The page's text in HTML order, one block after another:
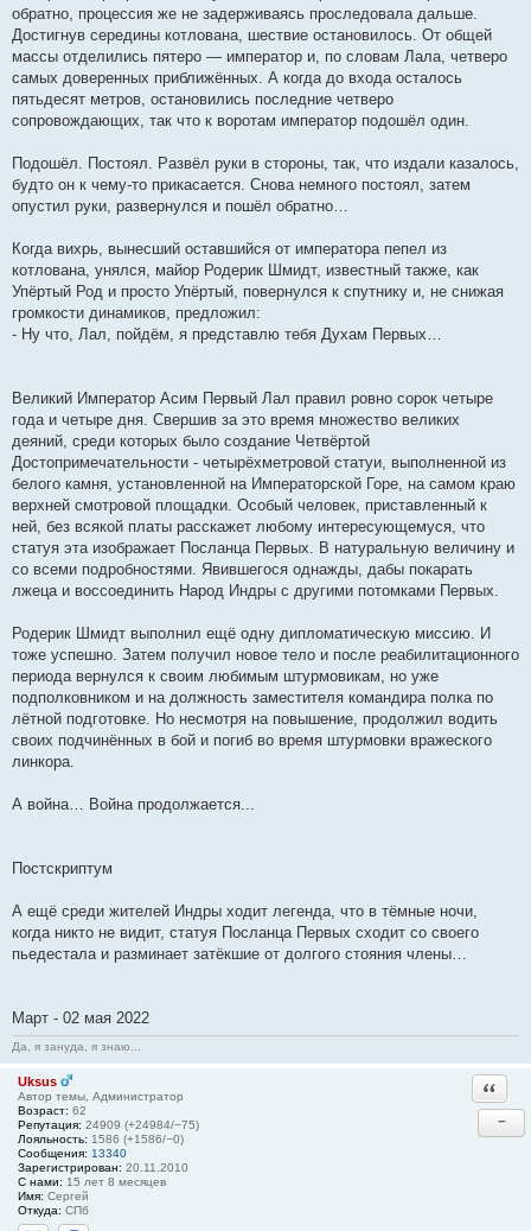
обратно, процессия же не задерживаясь проследовала дальше.
Достигнув середины котлована, шествие остановилось. От общей
массы отделились пятеро — император и, по словам Лала, четверо
самых доверенных приближённых. А когда до входа осталось
пятьдесят метров, остановились последние четверо
сопровождающих, так что к воротам император подошёл один.
Подошёл. Постоял. Развёл руки в стороны, так, что издали казалось,
будто он к чему-то прикасается. Снова немного постоял, затем
опустил руки, развернулся и пошёл обратно…
Когда вихрь, вынесший оставшийся от императора пепел из
котлована, унялся, майор Родерик Шмидт, известный также, как
Упёртый Род и просто Упёртый, повернулся к спутнику и, не снижая
громкости динамиков, предложил:
- Ну что, Лал, пойдём, я представлю тебя Духам Первых…
Великий Император Асим Первый Лал правил ровно сорок четыре
года и четыре дня. Свершив за это время множество великих
деяний, среди которых было создание Четвёртой
Достопримечательности - четырёхметровой статуи, выполненной из
белого камня, установленной на Императорской Горе, на самом краю
верхней смотровой площадки. Особый человек, приставленный к
ней, без всякой платы расскажет любому интересующемуся, что
статуя эта изображает Посланца Первых. В натуральную величину и
со всеми подробностями. Явившегося однажды, дабы покарать
лжеца и воссоединить Народ Индры с другими потомками Первых.
Родерик Шмидт выполнил ещё одну дипломатическую миссию. И
тоже успешно. Затем получил новое тело и после реабилитационного
периода вернулся к своим любимым штурмовикам, но уже
подполковником и на должность заместителя командира полка по
лётной подготовке. Но несмотря на повышение, продолжил водить
своих подчинённых в бой и погиб во время штурмовки вражеского
линкора.
А война… Война продолжается...
Постскриптум
А ещё среди жителей Индры ходит легенда, что в тёмные ночи,
когда никто не видит, статуя Посланца Первых сходит со своего
пьедестала и разминает затёкшие от долгого стояния члены…
Март - 02 мая 2022
Да, я зануда, я знаю...
Uksus
Автор темы, Администратор
Возраст: 62
Репутация: 24909 (+24984/−75)
Лояльность: 1586 (+1586/−0)
Сообщения: 13340
Зарегистрирован: 20.11.2010
С нами: 15 лет 8 месяцев
Имя: Сергей
Откуда: СПб
−